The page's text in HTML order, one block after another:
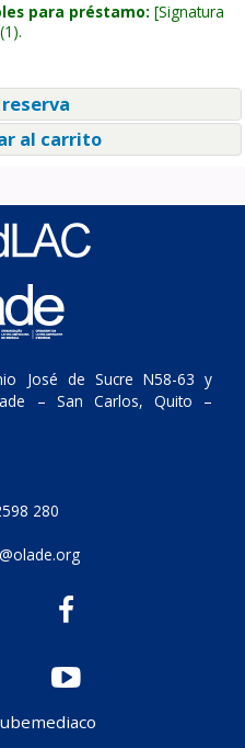
para préstamo: Signatura
(1).
al carrito
José de Sucre N58-63 y
– San Carlos, Quito –
280